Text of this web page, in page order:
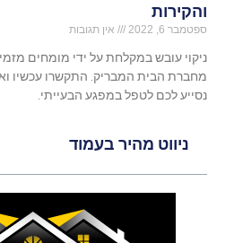
ניווט מהיר בעמוד
והקירות
ספטמבר 6, 2022 אין תגובות
ניקוי עובש במקלחת על ידי מומחים
מחברת הבית המבריק. התקשרו עכשיו
נסייע לכם לטפל במפגע הבעייתי.